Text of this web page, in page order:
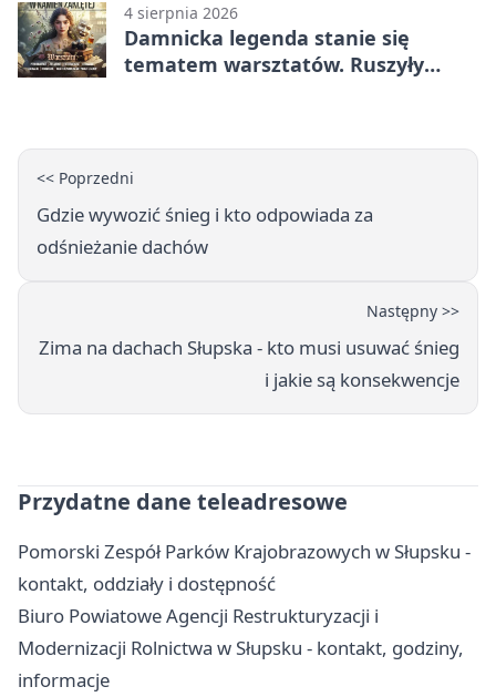
4 sierpnia 2026
Damnicka legenda stanie się
tematem warsztatów. Ruszyły
<< Poprzedni
Gdzie wywozić śnieg i kto odpowiada za
odśnieżanie dachów
Następny >>
Zima na dachach Słupska - kto musi usuwać śnieg
i jakie są konsekwencje
Przydatne dane teleadresowe
Pomorski Zespół Parków Krajobrazowych w Słupsku -
kontakt, oddziały i dostępność
Biuro Powiatowe Agencji Restrukturyzacji i
Modernizacji Rolnictwa w Słupsku - kontakt, godziny,
informacje